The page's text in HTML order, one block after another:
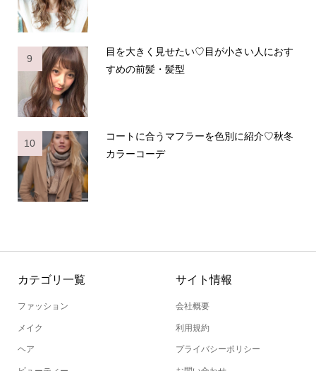
9
目を大きく見せたい♡目が小さい人におす
すめの前髪・髪型
10
コートに合うマフラーを色別に紹介♡秋冬
カラーコーデ
カテゴリ一覧
ファッション
メイク
ヘア
サイト情報
会社概要
利用規約
プライバシーポリシー